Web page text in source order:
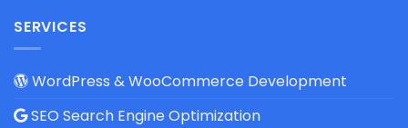
SERVICES
WordPress & WooCommerce Development
SEO Search Engine Optimization